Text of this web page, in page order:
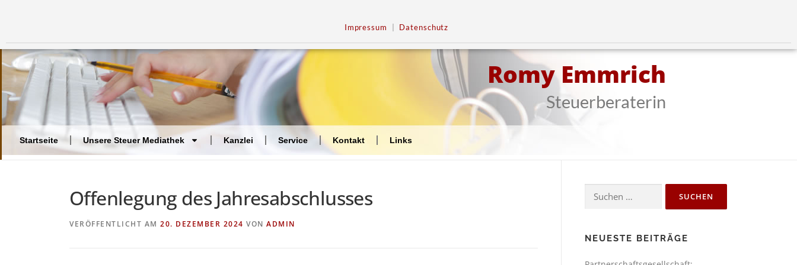
Impressum Datenschutz
Romy Emmrich
Steuerberaterin
Startseite Unsere Steuer Mediathek Kanzlei Service Kontakt Links
Offenlegung des Jahresabschlusses
VERÖFFENTLICHT AM 20. DEZEMBER 2024 VON ADMIN
NEUESTE BEITRÄGE